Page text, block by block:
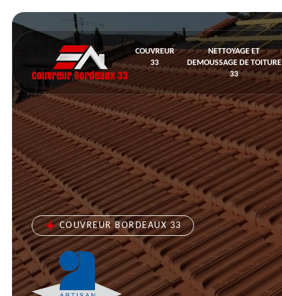
COUVREUR
33
NETTOYAGE ET
DEMOUSSAGE DE TOITURE
33
COUVREUR BORDEAUX 33